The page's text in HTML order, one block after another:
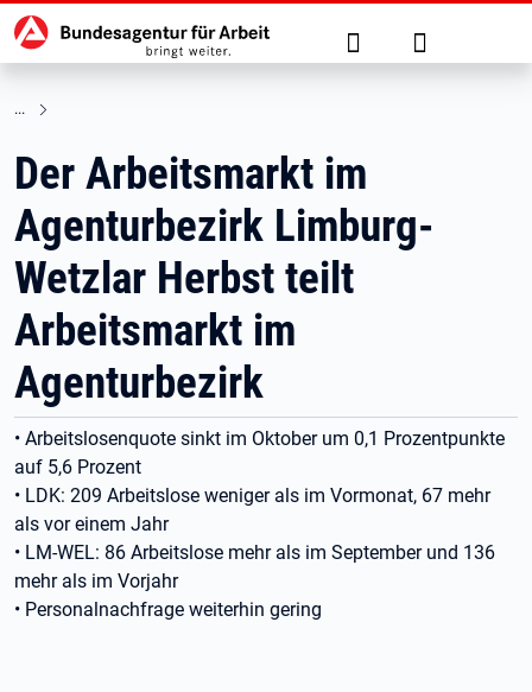
zu den Hauptinhalten springen
Hauptnavigation Suche Anmelden
Der Arbeitsmarkt im
Agenturbezirk Limburg-
Wetzlar Herbst teilt
Arbeitsmarkt im
Agenturbezirk
• Arbeitslosenquote sinkt im Oktober um 0,1 Prozentpunkte
auf 5,6 Prozent
• LDK: 209 Arbeitslose weniger als im Vormonat, 67 mehr
als vor einem Jahr
• LM-WEL: 86 Arbeitslose mehr als im September und 136
mehr als im Vorjahr
• Personalnachfrage weiterhin gering